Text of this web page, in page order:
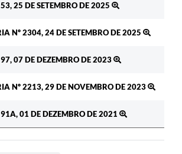
25 DE SETEMBRO DE 2025
Nº 2304, 24 DE SETEMBRO DE 2025
97, 07 DE DEZEMBRO DE 2023
Nº 2213, 29 DE NOVEMBRO DE 2023
91A, 01 DE DEZEMBRO DE 2021